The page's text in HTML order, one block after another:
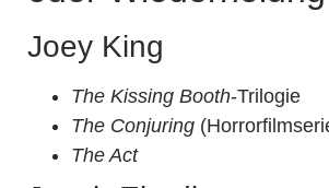
Joey King
The Kissing Booth-Trilogie
The Conjuring
The Act